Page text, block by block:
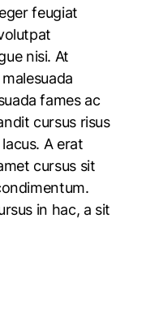
feugiat
nisi. At
fames ac
cursus risus
A erat
cursus sit
in hac, a sit